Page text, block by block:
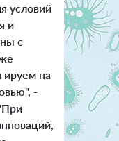
условий
и
с
на
-